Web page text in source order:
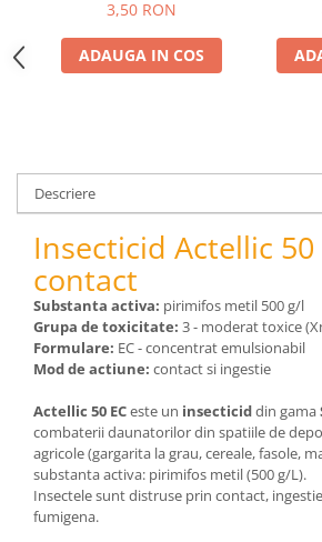
Cricuri pneumatice
Prese Hidraulice
Benzi izolatoare
Role Prelungitoare
Polizoare unghiulare
Echipamente auto
Unelte de mana
Scule pneumatice
Podele hidraulice & Presa de banc
Cabluri si incarcatoare acumulator
Echipamente de ridicat
Chinga ancorare
Depozitare si organizare
Freza de zapada
3,50 RON
ADAUGA IN COS
Descriere
Insecticid Actellic 50
contact
Substanta activa: pirimifos metil 500 g/l
Grupa de toxicitate: 3 - moderat toxice
Formulare: EC - concentrat emulsionabil
Mod de actiune: contact si ingestie
Actellic 50 ECeste un insecticiddin gama
combaterii daunatorilor din spatiile de
agricole (gargarita la grau, cereale, fasole,
substanta activa: pirimifos metil (500 g/L).
Insectele sunt distruse prin contact,
fumigena.